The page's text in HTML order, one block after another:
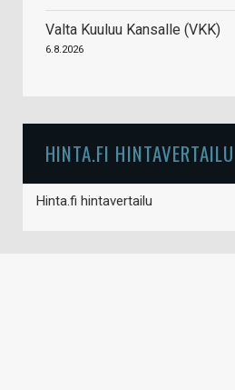
Valta Kuuluu Kansalle (VKK)
6.8.2026
HINTA.FI HINTAVERTAILU
Hinta.fi hintavertailu